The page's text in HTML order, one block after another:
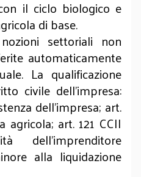
il ciclo biologico e
di base.
settoriali non
automaticamente
La qualificazione
civile dell’impresa:
dell’impresa; art.
art. 121 CCII
dell’imprenditore
alla liquidazione